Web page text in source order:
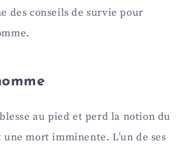
des conseils de survie pour
au pied et perd la notion du
mort imminente. L’un de ses